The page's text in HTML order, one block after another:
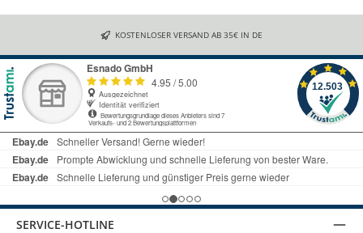
KOSTENLOSER VERSAND AB 35€ IN DE
SERVICE-HOTLINE